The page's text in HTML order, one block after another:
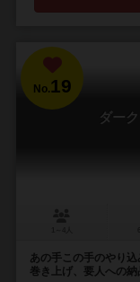
No.19
ダー
あの手この手のやり
巻き上げ、要人への納